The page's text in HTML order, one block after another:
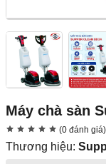
Máy chà sàn
(0 đánh giá)
Thương hiệu: